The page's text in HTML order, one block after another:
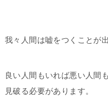
我々人間は嘘をつくことが
良い人間もいれば悪い人間
見破る必要があります。